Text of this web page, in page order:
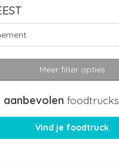
Meer filter opties
aanbevolen foodtrucks